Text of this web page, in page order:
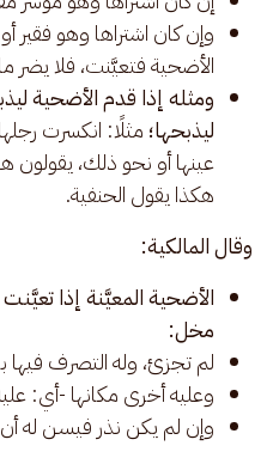
وإن كان اشتراها وهو
الأضحية فتعيَّنت، فلا يضر
ومثله إذا قدم الأضحية
ليذبحها؛ مثلًا: انكسرت
عينها أو نحو ذلك، يقولون
هكذا يقول الحنفية.
وقال المالكية:
الأضحية المعيَّنة إذا
مخل:
لم تجزئ، وله التصرف فيها
وعليه أخرى مكانها -أي:
وإن لم يكن نذر فيسن له